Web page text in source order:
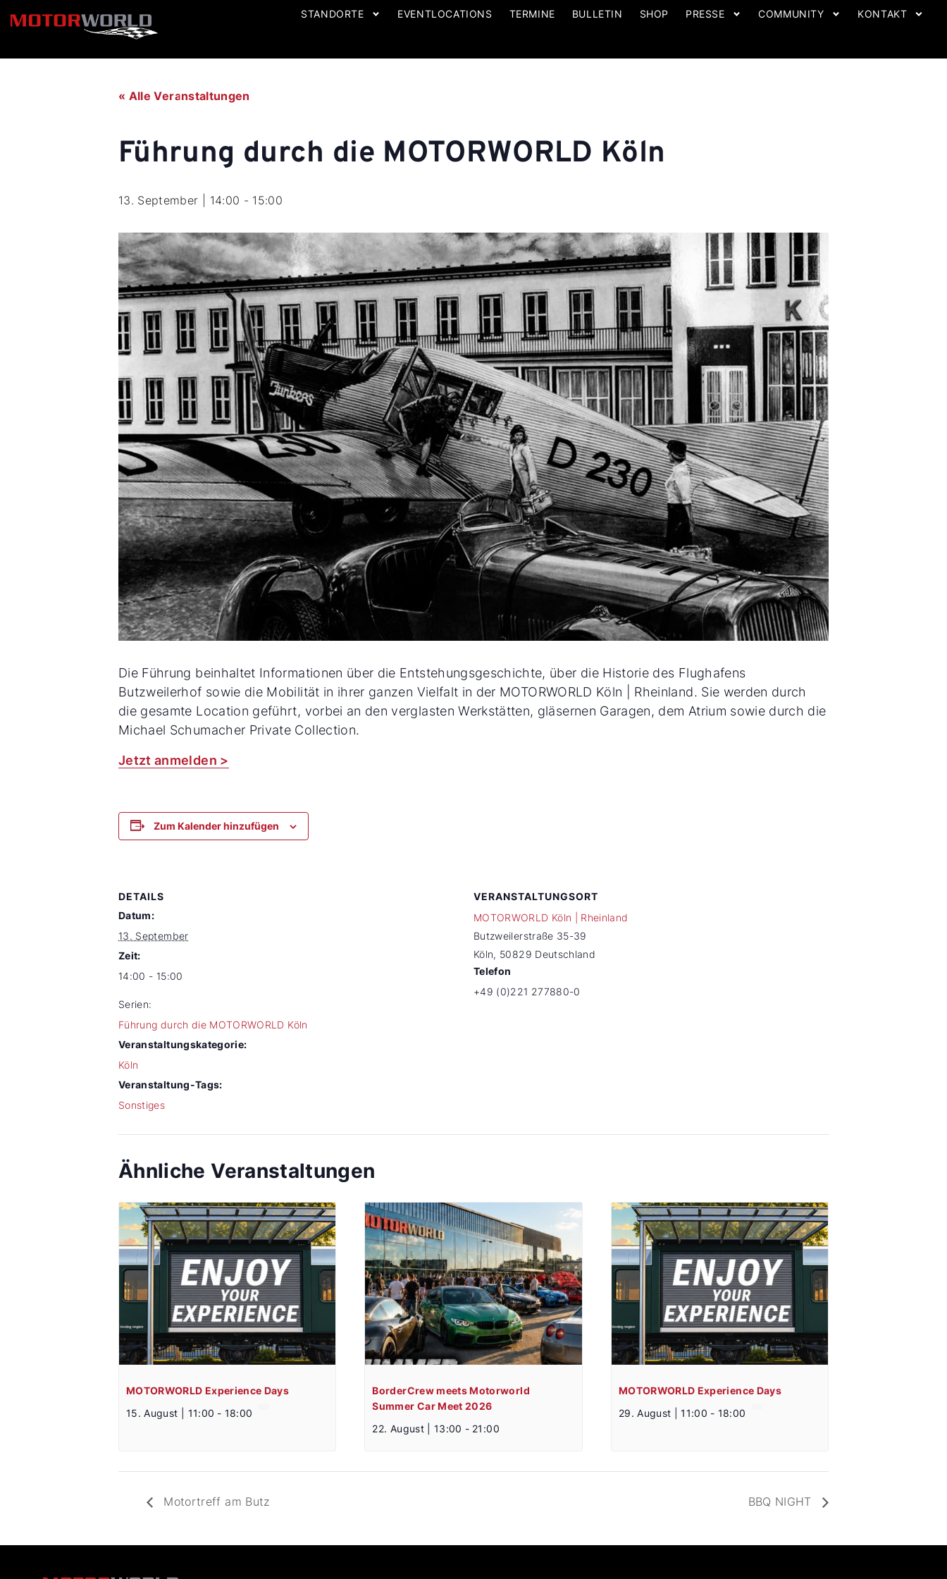
STANDORTE EVENTLOCATIONS TERMINE BULLETIN SHOP PRESSE COMMUNITY KONTAKT
« Alle Veranstaltungen
Führung durch die MOTORWORLD Köln
13. September | 14:00 - 15:00
Die Führung beinhaltet Informationen über die Entstehungsgeschichte, über die Historie des Flughafens
Butzweilerhof sowie die Mobilität in ihrer ganzen Vielfalt in der MOTORWORLD Köln | Rheinland. Sie werden durch
die gesamte Location geführt, vorbei an den verglasten Werkstätten, gläsernen Garagen, dem Atrium sowie durch die
Michael Schumacher Private Collection.
Jetzt anmelden >
Zum Kalender hinzufügen
DETAILS
Datum:
13. September
Zeit:
14:00 - 15:00
Serien:
Führung durch die MOTORWORLD Köln
Veranstaltungskategorie:
Köln
Veranstaltung-Tags:
Sonstiges
VERANSTALTUNGSORT
MOTORWORLD Köln | Rheinland
Butzweilerstraße 35-39
Köln, 50829 Deutschland
Telefon
+49 (0)221 277880-0
Ähnliche Veranstaltungen
MOTORWORLD Experience Days
15. August | 11:00 - 18:00
BorderCrew meets Motorworld
Summer Car Meet 2026
22. August | 13:00 - 21:00
MOTORWORLD Experience Days
29. August | 11:00 - 18:00
Motortreff am Butz BBQ NIGHT